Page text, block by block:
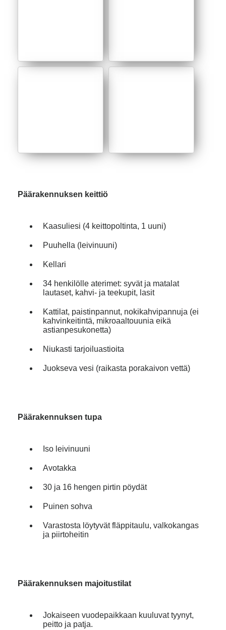
Päärakennuksen keittiö
Kaasuliesi (4 keittopoltinta, 1 uuni)
Puuhella (leivinuuni)
Kellari
34 henkilölle aterimet: syvät ja matalat
lautaset, kahvi- ja teekupit, lasit
Kattilat, paistinpannut, nokikahvipannuja (ei
kahvinkeitintä, mikroaaltouunia eikä
astianpesukonetta)
Niukasti tarjoiluastioita
Juokseva vesi (raikasta porakaivon vettä)
Päärakennuksen tupa
Iso leivinuuni
Avotakka
30 ja 16 hengen pirtin pöydät
Puinen sohva
Varastosta löytyvät fläppitaulu, valkokangas
ja piirtoheitin
Päärakennuksen majoitustilat
Jokaiseen vuodepaikkaan kuuluvat tyynyt,
peitto ja patja.